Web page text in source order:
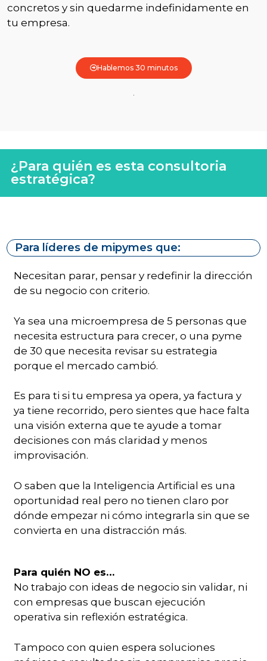
concretos y sin quedarme indefinidamente en
tu empresa.
Hablemos 30 minutos
¿Para quién es esta consultoria
estratégica?
Para líderes de mipymes que:
Necesitan parar, pensar y redefinir la dirección
de su negocio con criterio.
Ya sea una microempresa de 5 personas que
necesita estructura para crecer, o una pyme
de 30 que necesita revisar su estrategia
porque el mercado cambió.
Es para ti si tu empresa ya opera, ya factura y
ya tiene recorrido, pero sientes que hace falta
una visión externa que te ayude a tomar
decisiones con más claridad y menos
improvisación.
O saben que la Inteligencia Artificial es una
oportunidad real pero no tienen claro por
dónde empezar ni cómo integrarla sin que se
convierta en una distracción más.
Para quién NO es…
No trabajo con ideas de negocio sin validar, ni
con empresas que buscan ejecución
operativa sin reflexión estratégica.
Tampoco con quien espera soluciones